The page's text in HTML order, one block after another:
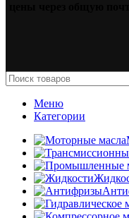
Меню
Категории